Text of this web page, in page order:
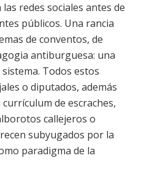
redes sociales antes de
públicos. Una rancia
de conventos, de
antiburguesa: una
Todos estos
o diputados, además
de escraches,
callejeros o
subyugados por la
paradigma de la